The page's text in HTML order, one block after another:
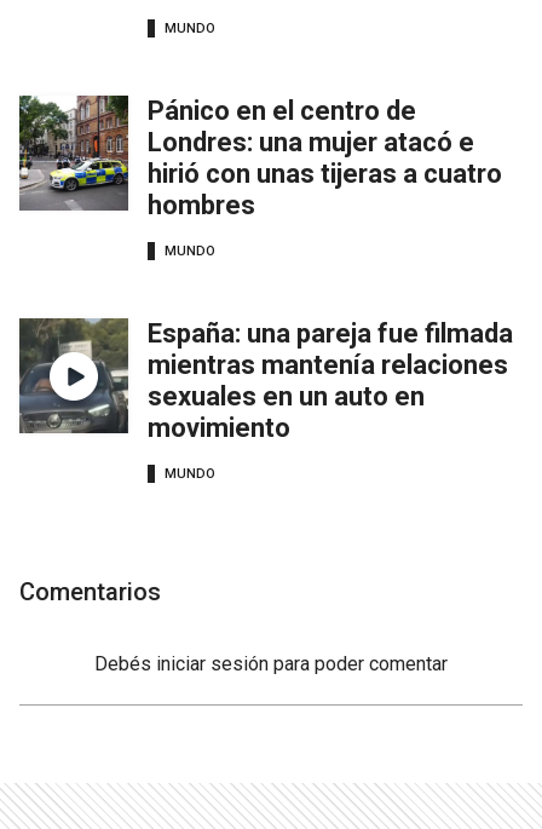
MUNDO
Pánico en el centro de
Londres: una mujer atacó e
hirió con unas tijeras a cuatro
hombres
MUNDO
España: una pareja fue filmada
mientras mantenía relaciones
sexuales en un auto en
movimiento
MUNDO
Comentarios
Debés iniciar sesión para poder comentar